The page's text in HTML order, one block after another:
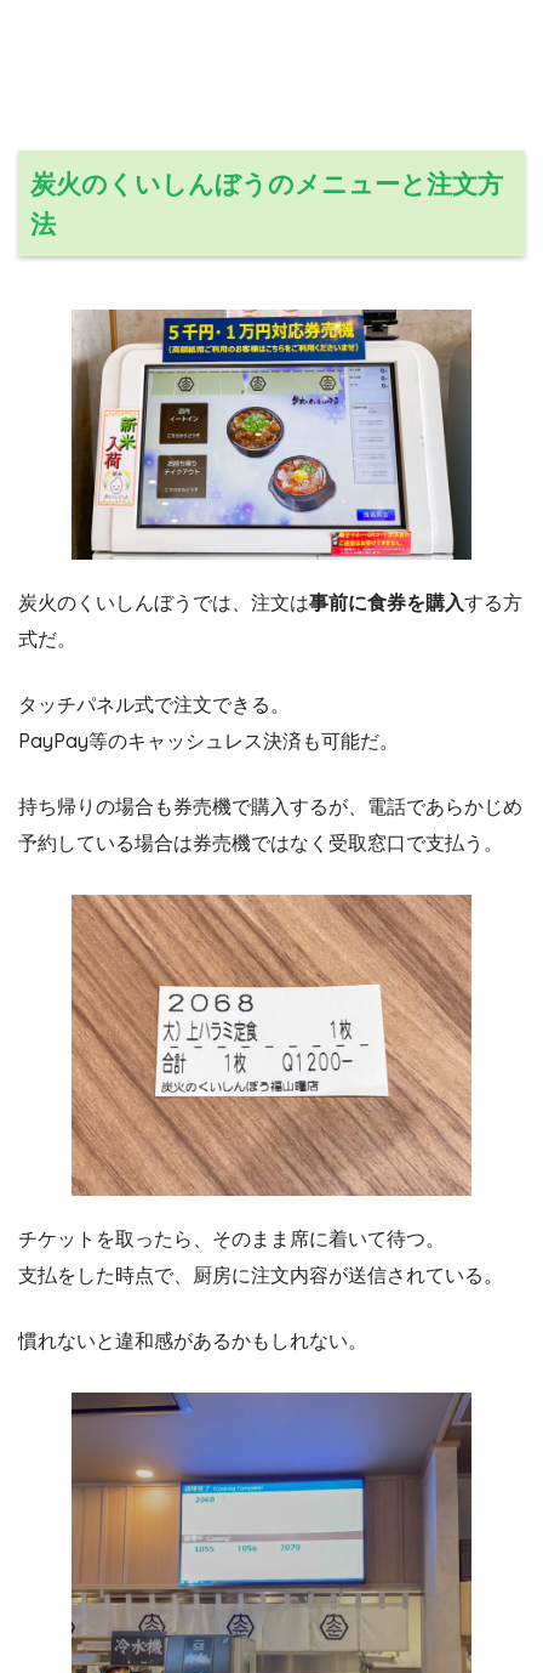
炭火のくいしんぼうのメニューと注文方
法
炭火のくいしんぼうでは、注文は事前に食券を購入する方
式だ。
タッチパネル式で注文できる。
PayPay等のキャッシュレス決済も可能だ。
持ち帰りの場合も券売機で購入するが、電話であらかじめ
予約している場合は券売機ではなく受取窓口で支払う。
チケットを取ったら、そのまま席に着いて待つ。
支払をした時点で、厨房に注文内容が送信されている。
慣れないと違和感があるかもしれない。